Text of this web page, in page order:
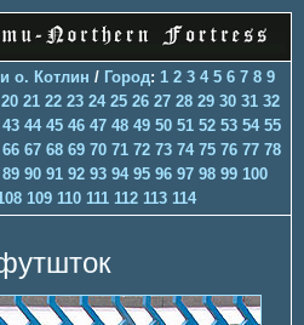
о. Котлин / Город: 1 2 3 4 5 6 7 8 9
20 21 22 23 24 25 26 27 28 29 30 31 32
43 44 45 46 47 48 49 50 51 52 53 54 55
66 67 68 69 70 71 72 73 74 75 76 77 78
89 90 91 92 93 94 95 96 97 98 99 100
109 110 111 112 113 114